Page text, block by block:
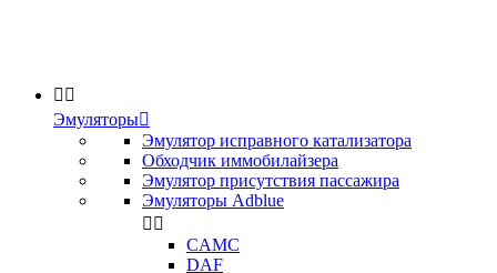
 
Эмуляторы
Эмулятор исправного катализатора
Обходчик иммобилайзера
Эмулятор присутствия пассажира
Эмуляторы Adblue
 
CAMC
DAF